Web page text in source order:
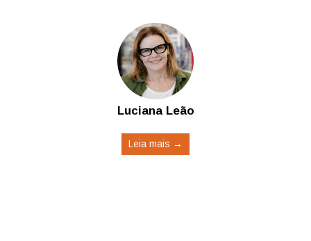
Luciana Leão
Leia mais →